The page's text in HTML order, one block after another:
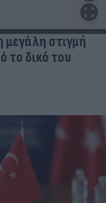
μεγάλη στιγμή
το δικό του